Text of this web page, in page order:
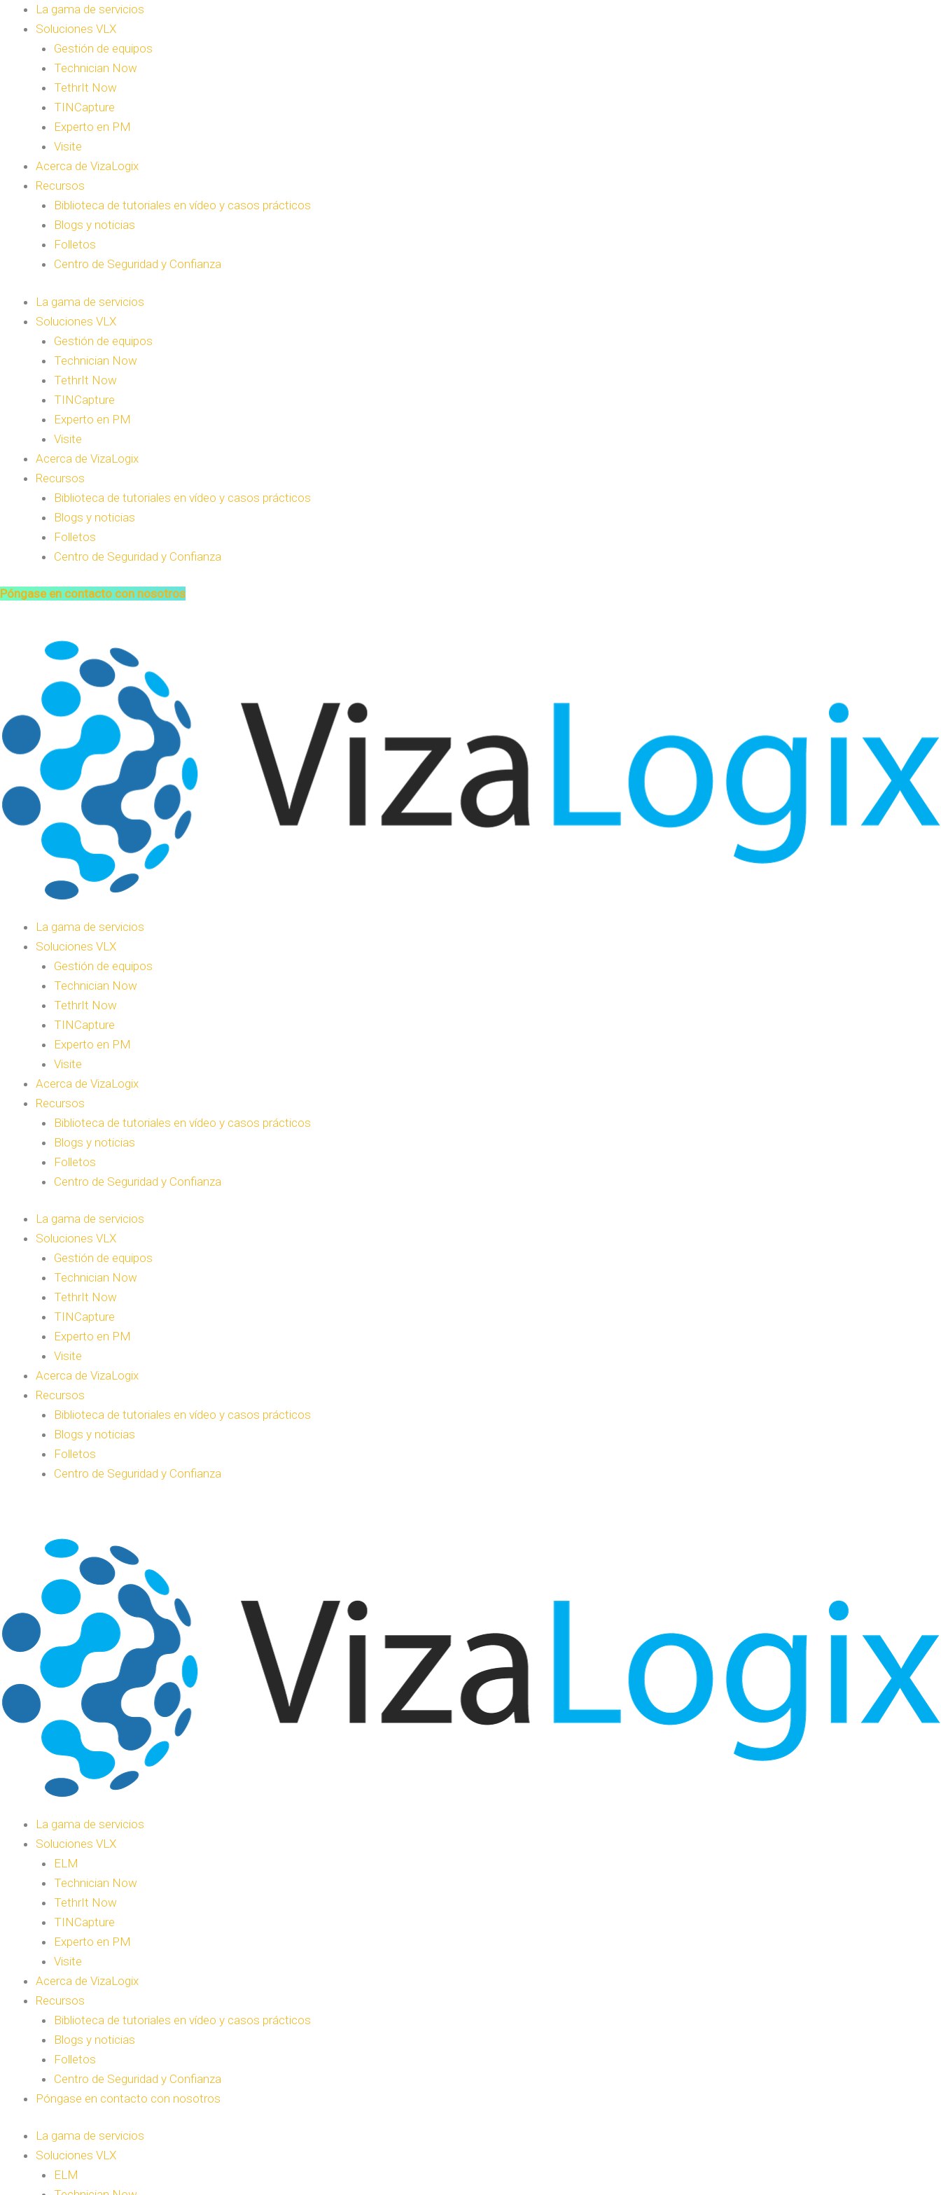
La gama de servicios
Soluciones VLX
Gestión de equipos
Technician Now
TethrIt Now
TINCapture
Experto en PM
Visite
Acerca de VizaLogix
Recursos
Biblioteca de tutoriales en vídeo y casos prácticos
Blogs y noticias
Folletos
Centro de Seguridad y Confianza
La gama de servicios
Soluciones VLX
Gestión de equipos
Technician Now
TethrIt Now
TINCapture
Experto en PM
Visite
Acerca de VizaLogix
Recursos
Biblioteca de tutoriales en vídeo y casos prácticos
Blogs y noticias
Folletos
Centro de Seguridad y Confianza
Póngase en contacto con nosotros
La gama de servicios
Soluciones VLX
Gestión de equipos
Technician Now
TethrIt Now
TINCapture
Experto en PM
Visite
Acerca de VizaLogix
Recursos
Biblioteca de tutoriales en vídeo y casos prácticos
Blogs y noticias
Folletos
Centro de Seguridad y Confianza
La gama de servicios
Soluciones VLX
Gestión de equipos
Technician Now
TethrIt Now
TINCapture
Experto en PM
Visite
Acerca de VizaLogix
Recursos
Biblioteca de tutoriales en vídeo y casos prácticos
Blogs y noticias
Folletos
Centro de Seguridad y Confianza
La gama de servicios
Soluciones VLX
ELM
Technician Now
TethrIt Now
TINCapture
Experto en PM
Visite
Acerca de VizaLogix
Recursos
Biblioteca de tutoriales en vídeo y casos prácticos
Blogs y noticias
Folletos
Centro de Seguridad y Confianza
Póngase en contacto con nosotros
La gama de servicios
Soluciones VLX
ELM